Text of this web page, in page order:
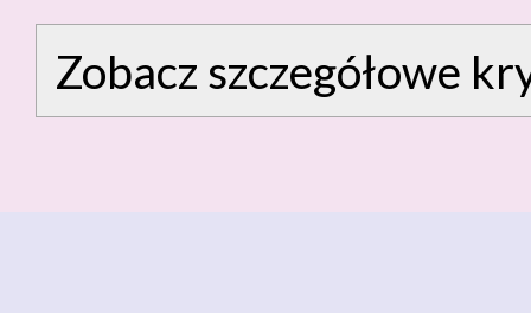
Zobacz szczegółowe